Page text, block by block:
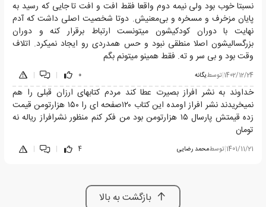
نسبتا خوب بود ولی نیمه دوم واقعا فقط افت و افت تا جایی که رسید به
پایان مزخرف و مسخره و بی‌معنیش. دوتا شخصیت اصلی داشت که آدم
نهایت با دوران کودکیشون میتونست ارتباط برقرار کنه و دوران
بزرگسالیشون اصلا منطقی نبود و حس همدردی رو ایجاد نمیکرد. اتلاف
وقت بود و بی سر و ته. فقط همینو میتونم بگم
1402/12/24
|توسطیگانه 0
|
|
خداوند به نشر افراز بصیرت عطا کند مردم کتابهای ارزان قبلی را هم
نمیخریدند نشر افراز اومده این کتاب ۱۲۰صفحه ای را ۱۵۰ هزارتومن قیمت
زده قیمتش پارسال ۱۵ هزارتومن بود من فکر کنم منظور نشرافراز ریاله نه
تومان
1401/11/21
|توسطمحمد رضایی 4
|
|
بازگشت به بالا